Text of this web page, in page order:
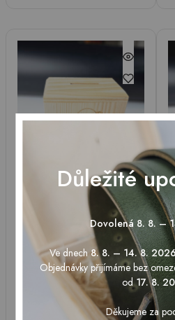
Dřevěná pokladnička |
Astronaut
290Kč
Přidat do košíku
Důležité
Dovolená 8. 8. –
Ve dnech8. 8. – 14. 8. 2026
Objednávky přijímáme bez
od17. 8.
Děkujeme za